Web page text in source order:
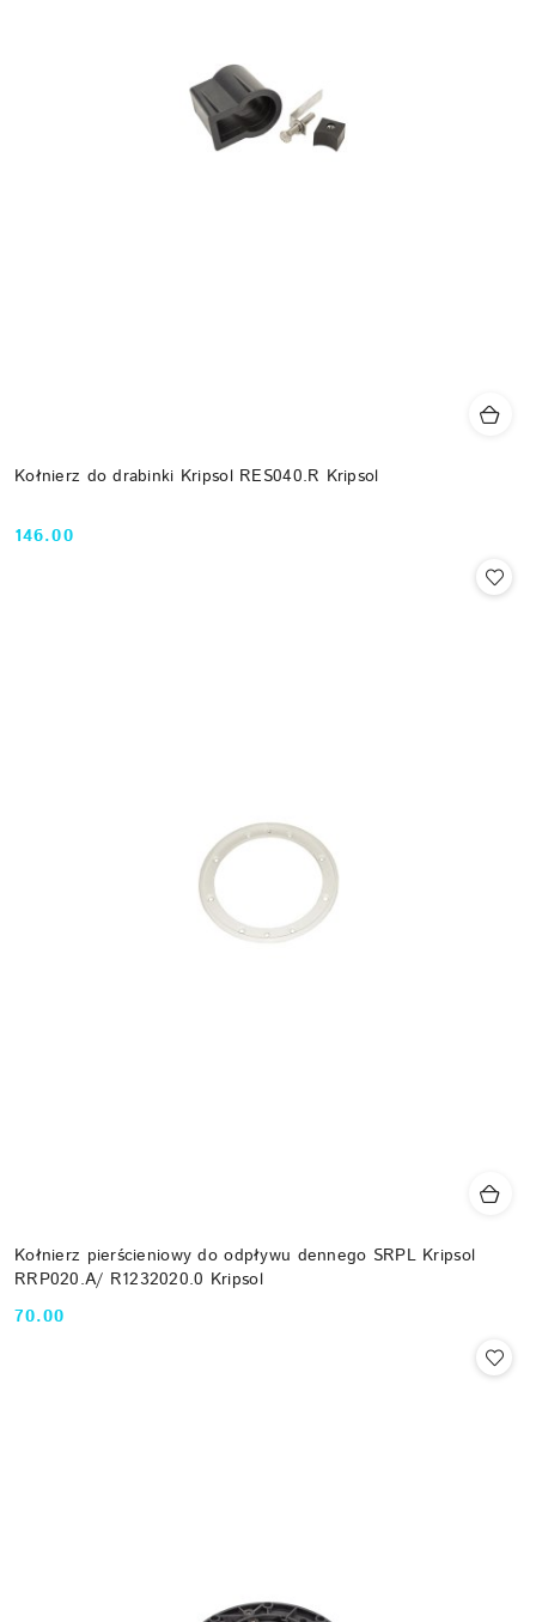
Kołnierz do drabinki Kripsol RES040.R Kripsol
Cena:
146.00
Kołnierz pierścieniowy do odpływu dennego SRPL Kripsol
RRP020.A/ R1232020.0 Kripsol
Cena:
70.00